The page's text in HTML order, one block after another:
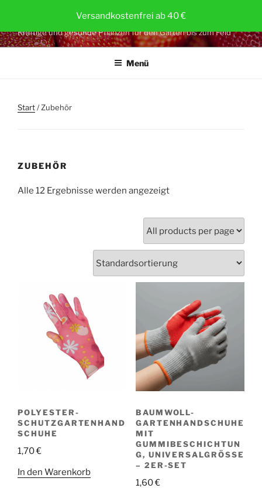
Versandkostenfrei ab 40 €
springen
ERDBEERPFLANZEN.AT
Kräftige und gesunde Pflanzen für den Garten bis zum Feld
Menü
Start/ Zubehör
ZUBEHÖR
Alle 12 Ergebnisse werden angezeigt
POLYESTER-
SCHUTZGARTENHAND
SCHUHE
1,70€
In den Warenkorb
BAUMWOLL-
GARTENHANDSCHUHE
MIT
GUMMIBESCHICHTUN
G, UNIVERSALGRÖSSE –
2ER-SET
1,60€